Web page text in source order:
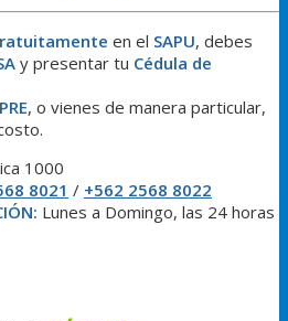
en el SAPU, debes
y presentar tu Cédula de
, o vienes de manera particular,
1000
8021 / +562 2568 8022
Lunes a Domingo, las 24 horas